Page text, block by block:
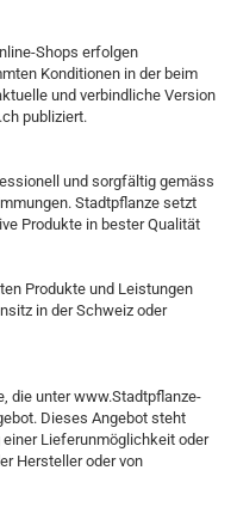
Shops erfolgen
Konditionen in der beim
und verbindliche Version
publiziert.
und sorgfältig gemäss
Stadtpflanze setzt
Produkte in bester Qualität
Produkte und Leistungen
in der Schweiz oder
die unter www.Stadtpflanze-
Dieses Angebot steht
Lieferunmöglichkeit oder
Hersteller oder von